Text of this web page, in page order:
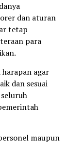
dan aturan
tetap
para
agar
dan sesuai
maupun